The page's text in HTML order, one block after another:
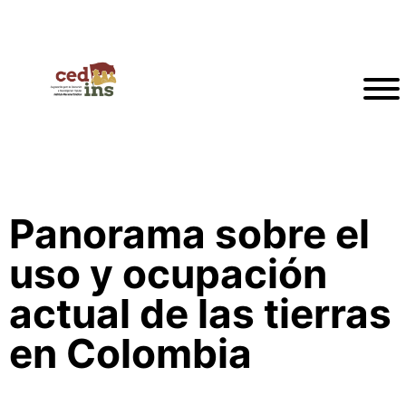
Panorama sobre el
uso y ocupación
actual de las tierras
en Colombia